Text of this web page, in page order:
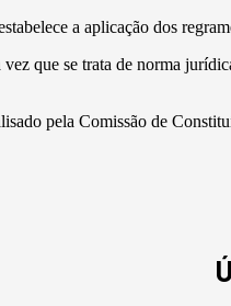
a aplicação dos
que se trata de norma
pela Comissão de